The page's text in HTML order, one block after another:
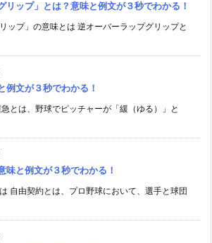
リップ」とは？意味と例文が３秒でわかる！
ップ」の意味とは 逆オーバーラップグリップと
例文が３秒でわかる！
急とは、野球でピッチャーが「緩（ゆる）」と
味と例文が３秒でわかる！
自由契約とは、プロ野球において、選手と球団